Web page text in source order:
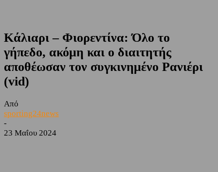
Κάλιαρι – Φιορεντίνα: Όλο το
γήπεδο, ακόμη και ο διαιτητής
αποθέωσαν τον συγκινημένο Ρανιέρι
(vid)
Από
sporting24news
-
23 Μαΐου 2024